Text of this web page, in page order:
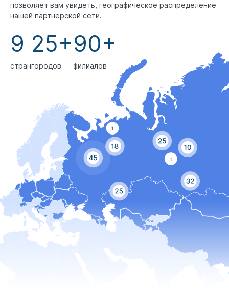
позволяет вам увидеть, географическое распределение
нашей партнерской сети.
9
стран
25+
городов
90+
филиалов